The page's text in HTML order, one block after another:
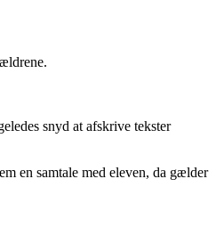
snyd at afskrive tekster
en samtale med eleven, da gælder